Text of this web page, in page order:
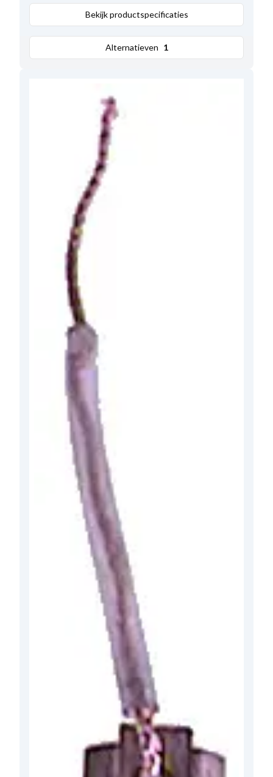
Bekijk productspecificaties
Alternatieven 1